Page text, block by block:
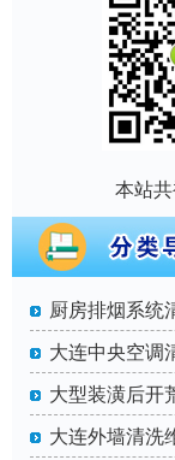
本站
厨房排烟系统
大连中央空调
大型装潢后开
大连外墙清洗